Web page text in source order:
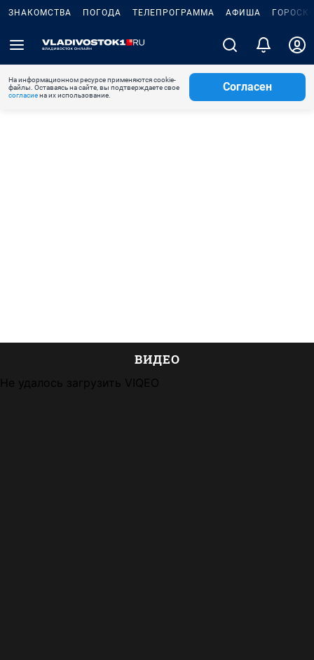
ЗНАКОМСТВА ПОГОДА ТЕЛЕПРОГРАММА АФИША
На информационном ресурсе применяются cookie-
файлы. Оставаясь на сайте, вы подтверждаете свое
согласиена их использование.
Согласен
ВИДЕО
Не удалось загрузить VIQEO